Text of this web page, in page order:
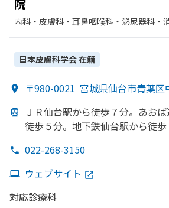
院
内科・​皮膚科・​耳鼻咽喉科・​泌尿器科・​
日本皮膚科学会在籍
〒980-0021 宮城県仙台市青葉区
ＪＲ仙台駅から徒歩７分。 あお
徒歩５分。 地下鉄仙台駅から徒歩
022-268-3150
ウェブサイト
対応診療科